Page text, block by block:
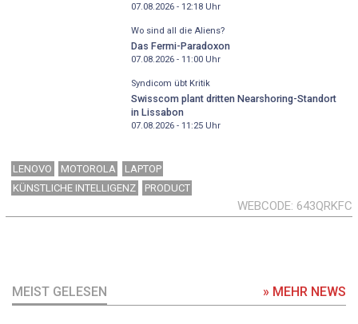
07.08.2026 - 12:18Uhr
Wo sind all die Aliens?
Das Fermi-Paradoxon
07.08.2026 - 11:00Uhr
Syndicom übt Kritik
Swisscom plant dritten Nearshoring-Standort
in Lissabon
07.08.2026 - 11:25Uhr
LENOVO MOTOROLA
LAPTOP
KÜNSTLICHE INTELLIGENZ
PRODUCT
WEBCODE 643QRKFC
MEIST GELESEN » MEHR NEWS